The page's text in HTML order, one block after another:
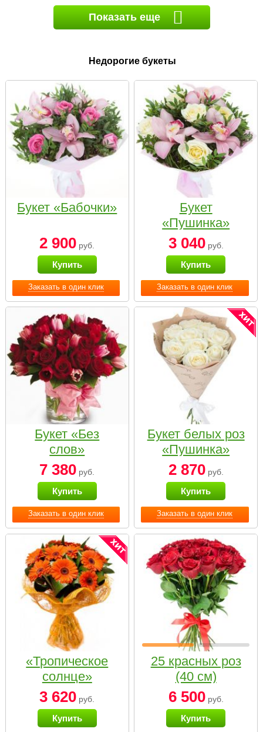
Показать еще
Недорогие букеты
Заказать в один клик
Букет «Бабочки»
2 900 руб.
Купить
Заказать в один клик
Букет
«Пушинка»
3 040руб.
Купить
Заказать в один клик
Букет «Без
слов»
7 380 руб.
Купить
Заказать в один клик
Букет белых роз
«Пушинка»
2 870руб.
Купить
«Тропическое
солнце»
3 620 руб.
Купить
25 красных роз
(40 см)
6 500руб.
Купить